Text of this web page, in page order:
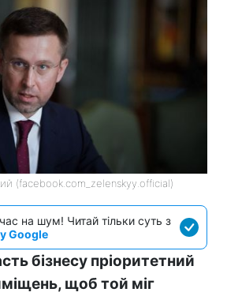
(facebook.com_zelenskyy.official)
на шум! Читай тільки суть з
Google
бізнесу пріоритетний
щоб той міг